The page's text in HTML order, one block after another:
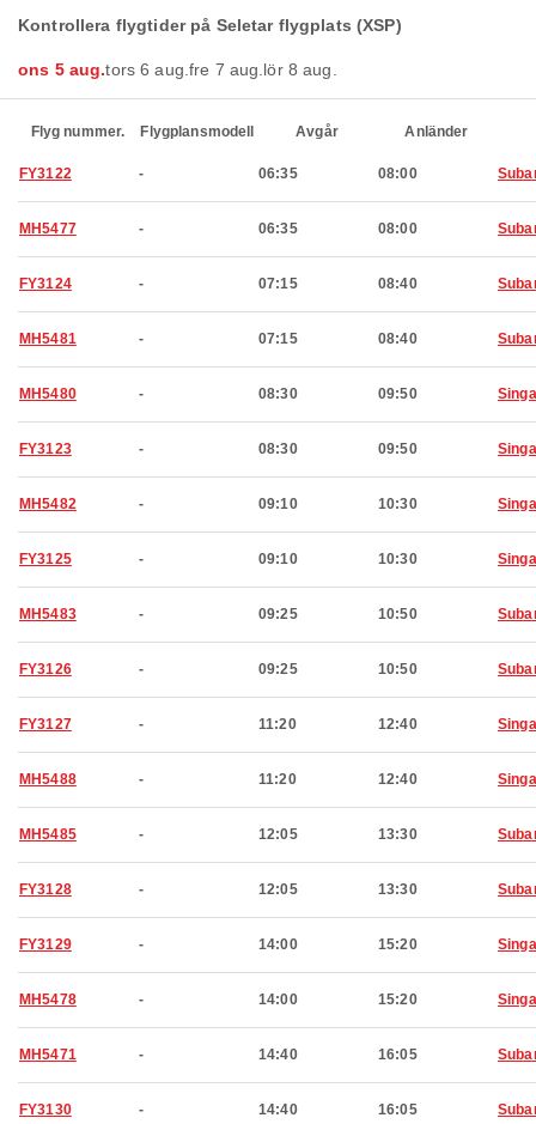
Kontrollera flygtider på Seletar flygplats (XSP)
ons 5 aug.tors 6 aug. fre 7 aug. lör 8 aug.
Flyg nummer. Flygplansmodell Avgår Anländer
FY3122 - 06:35 08:00
MH5477 - 06:35 08:00
FY3124 - 07:15 08:40
MH5481 - 07:15 08:40
MH5480 - 08:30 09:50
FY3123 - 08:30 09:50
MH5482 - 09:10 10:30
FY3125 - 09:10 10:30
MH5483 - 09:25 10:50
FY3126 - 09:25 10:50
FY3127 - 11:20 12:40
MH5488 - 11:20 12:40
MH5485 - 12:05 13:30
FY3128 - 12:05 13:30
FY3129 - 14:00 15:20
MH5478 - 14:00 15:20
MH5471 - 14:40 16:05
FY3130 - 14:40 16:05